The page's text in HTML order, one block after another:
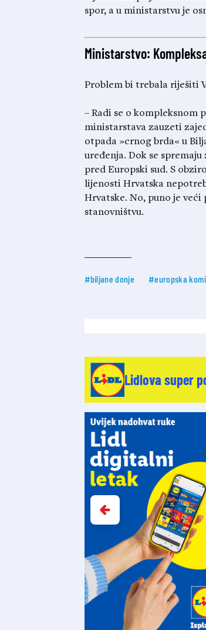
spor, a u ministarstvu je
Ministarstvo:
Problem bi trebala riješiti
– Radi se o kompleksnom
ministarstava zauzeti
otpada »crnog brda« u
uređenja. Dok se
pred Europski sud. S
lijenosti Hrvatska
Hrvatske. No, puno je
stanovništvu.
#biljane donje #europska
Lidlova super